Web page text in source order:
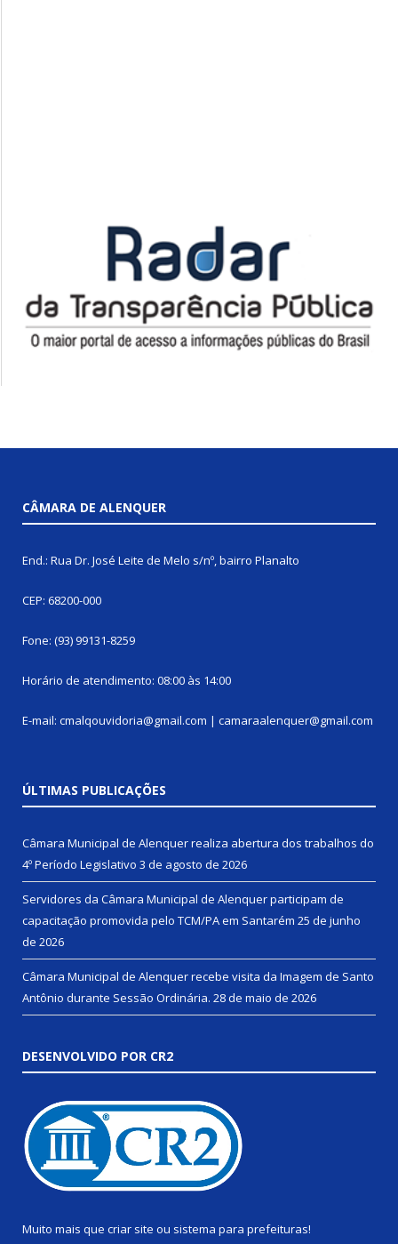
CÂMARA DE ALENQUER
End.: Rua Dr. José Leite de Melo s/nº, bairro Planalto
CEP: 68200-000
Fone: (93) 99131-8259
Horário de atendimento: 08:00 às 14:00
E-mail: cmalqouvidoria@gmail.com | camaraalenquer@gmail.com
ÚLTIMAS PUBLICAÇÕES
Câmara Municipal de Alenquer realiza abertura dos trabalhos do
4º Período Legislativo 3 de agosto de 2026
Servidores da Câmara Municipal de Alenquer participam de
capacitação promovida pelo TCM/PA em Santarém 25 de junho
de 2026
Câmara Municipal de Alenquer recebe visita da Imagem de Santo
Antônio durante Sessão Ordinária. 28 de maio de 2026
DESENVOLVIDO POR CR2
Muito mais que criar site ou sistema para prefeituras!